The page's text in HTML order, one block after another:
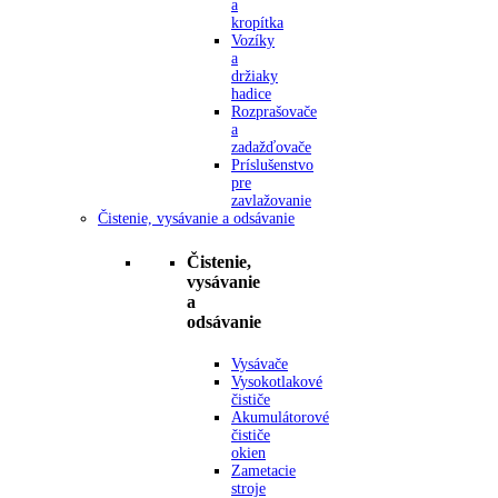
a
kropítka
Vozíky
a
držiaky
hadice
Rozprašovače
a
zadažďovače
Príslušenstvo
pre
zavlažovanie
Čistenie, vysávanie a odsávanie
Čistenie,
vysávanie
a
odsávanie
Vysávače
Vysokotlakové
čističe
Akumulátorové
čističe
okien
Zametacie
stroje